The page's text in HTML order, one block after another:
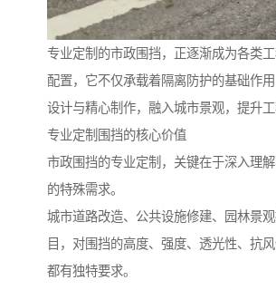
专业定制的市政围挡，正逐渐成为各类
配置，它不仅承载着隔离防护的基础作
设计与精心制作，融入城市景观，提升工
专业定制围挡的核心价值
市政围挡的专业定制，关键在于深入理
的特殊需求。
城市道路改造、公共设施修建、园林景
目，对围挡的高度、强度、透光性、抗
都有独特要求。